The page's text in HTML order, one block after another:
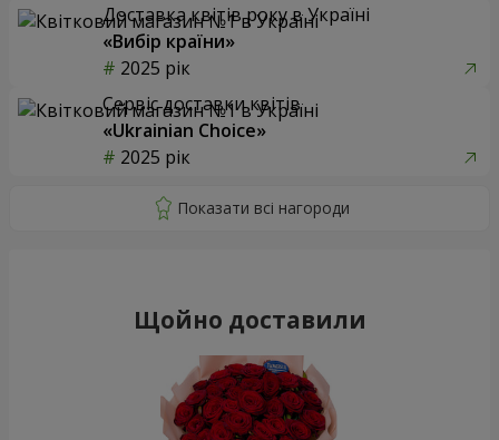
Доставка квітів року в Україні
«Вибір країни»
2025 рік
Сервіс доставки квітів
«Ukrainian Choice»
2025 рік
Щойно доставили